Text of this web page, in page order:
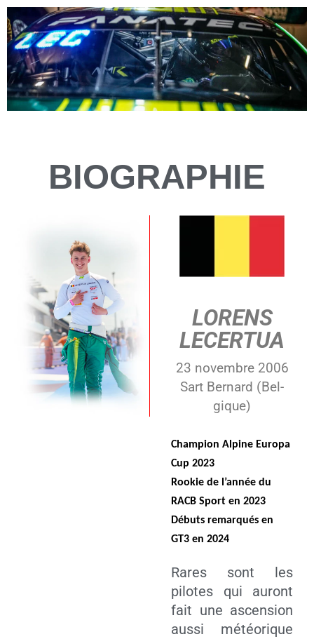
BIOGRAPHIE
LORENS
LECERTUA
23 novembre 2006
Sart Ber­nard (Bel­
gique)
Cham­pion Alpine Euro­pa
Cup 2023
Roo­kie de l’année du
RACB Sport en 2023
Débuts remar­qués en
GT3 en 2024
Rares sont les
pilotes qui auront
fait une ascen­sion
aus­si météo­rique